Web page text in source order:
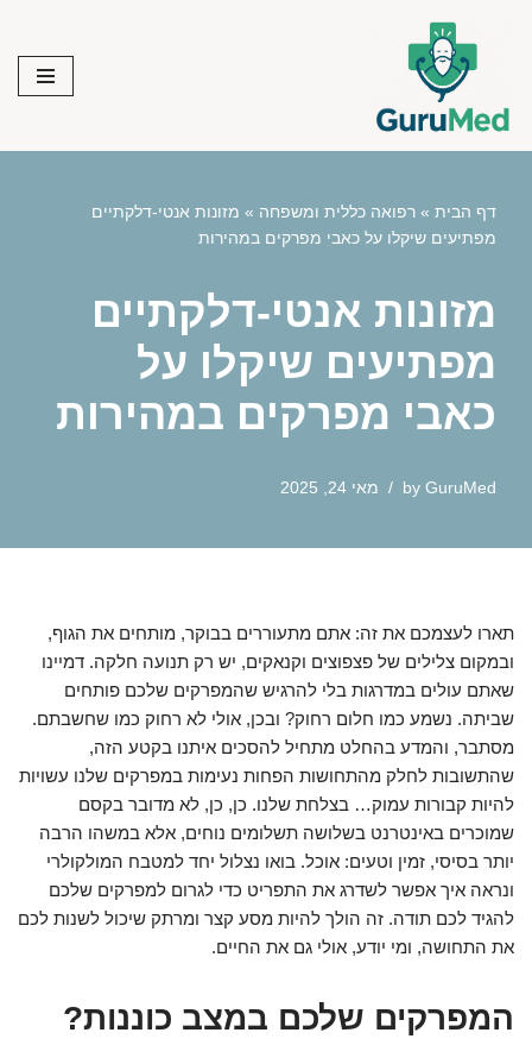
content
דף הבית » רפואה כללית ומשפחה » מזונות אנטי-דלקתיים
מפתיעים שיקלו על כאבי מפרקים במהירות
מזונות אנטי-דלקתיים
מפתיעים שיקלו על
כאבי מפרקים במהירות
by GuruMed מאי 24, 2025
תארו לעצמכם את זה: אתם מתעוררים בבוקר, מותחים את הגוף,
ובמקום צלילים של פצפוצים וקנאקים, יש רק תנועה חלקה. דמיינו
שאתם עולים במדרגות בלי להרגיש שהמפרקים שלכם פותחים
שביתה. נשמע כמו חלום רחוק? ובכן, אולי לא רחוק כמו שחשבתם.
מסתבר, והמדע בהחלט מתחיל להסכים איתנו בקטע הזה,
שהתשובות לחלק מהתחושות הפחות נעימות במפרקים שלנו עשויות
להיות קבורות עמוק… בצלחת שלנו. כן, כן, לא מדובר בקסם
שמוכרים באינטרנט בשלושה תשלומים נוחים, אלא במשהו הרבה
יותר בסיסי, זמין וטעים: אוכל. בואו נצלול יחד למטבח המולקולרי
ונראה איך אפשר לשדרג את התפריט כדי לגרום למפרקים שלכם
להגיד לכם תודה. זה הולך להיות מסע קצר ומרתק שיכול לשנות לכם
את התחושה, ומי יודע, אולי גם את החיים.
המפרקים שלכם במצב כוננות?